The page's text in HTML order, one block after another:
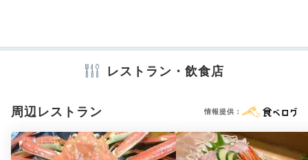
夕日ヶ浦海岸は美しいサンセットが見られる丹後地方有
数の景勝地。ビーチに設置されたブランコは知る人ぞ知
バスローブ 浴衣 歯ブラシ カミソリ 洗顔 シャンプー リンス
シャワーキャップ タオル バスタオル
※設備・アメニティは、確認が取れている情報を表示しています。
レストラン・飲食店
周辺レストラン 情報提供：